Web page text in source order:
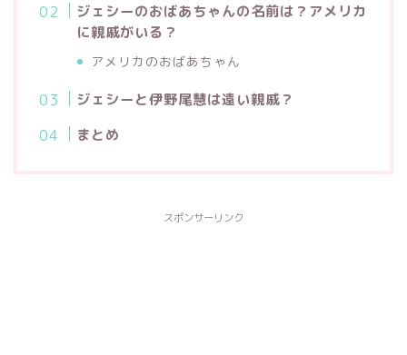
ジェシーのおばあちゃんの名前は？アメリカ
に親戚がいる？
アメリカのおばあちゃん
ジェシーと伊野尾慧は遠い親戚？
まとめ
スポンサーリンク